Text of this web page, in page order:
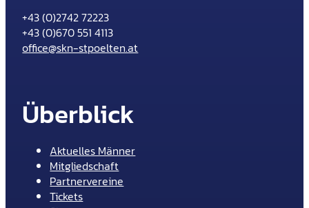
+43 (0)2742 72223
+43 (0)670 551 4113
office@skn-stpoelten.at
Überblick
Aktuelles Männer
Mitgliedschaft
Partnervereine
Tickets